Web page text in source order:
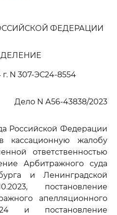
ФЕДЕРАЦИИ
N 307-ЭС24-8554
Дело N А56-43838/2023
Российской Федерации
кассационную жалобу
ответственностью
Арбитражного суда
и Ленинградской
постановление
апелляционного
и постановление